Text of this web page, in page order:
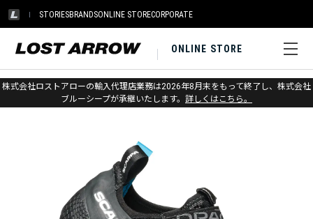
STORIESBRANDSONLINE STORECORPORATE
ONLINE STORE
株式会社ロストアローの輸入代理店業務は2026年8月末をもって終了し、株式会社
ブルーシープが承継いたします。 詳しくはこちら。
ホーム > スカルパ > クライミング